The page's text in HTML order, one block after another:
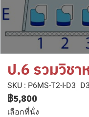
ป.6 รวมวิช
SKU : P6MS-T2-I-D3 D3
฿5,800
เลือกที่นั่ง